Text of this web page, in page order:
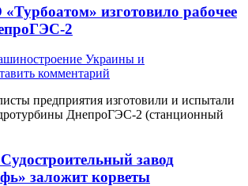
изготовило рабочее
2
Украины и
комментарий
предприятия изготовили и испытали
ДнепроГЭС-2 (станционный
завод
заложит корветы